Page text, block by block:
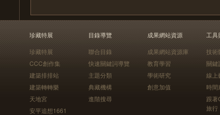
珍藏特展
珍藏特展
CCC創作集
建築排排站
建築轉轉樂
天地宮
安平追想1661
目錄導覽
聯合目錄
快速關鍵詞導覽
主題分類
典藏機構
進階搜尋
成果網站資源
成果網站資源庫
教育學習
學術研究
創意加值
工具
技術
關鍵
線上
時間
跟
旅行